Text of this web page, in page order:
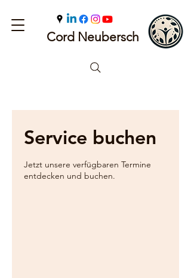
Cord Neubersch
Service buchen
Jetzt unsere verfügbaren Termine
entdecken und buchen.